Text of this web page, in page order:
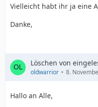
Vielleicht habt ihr ja eine
Danke,
Löschen von
oldwarrior 8.
Hallo an Alle,